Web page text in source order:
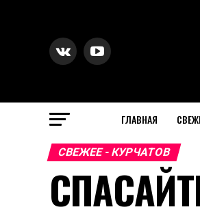
ГЛАВНАЯ
СВЕЖЕЕ - КУРЧАТОВ